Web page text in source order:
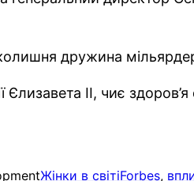
дружина
II, чиє
Жінки в світіForbes,